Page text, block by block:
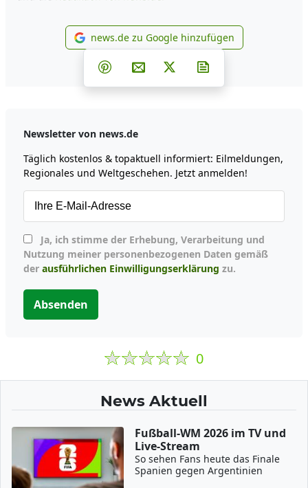
news.de zu Google
news.de zu Google hinzufügen
Teilen auf Facebook
Teilen auf Whatsapp
Teilen auf Telegram
Teilen auf Pinterest
Per E-Mail teilen
Post auf X
Newsletter von news.de
Täglich kostenlos & topaktuell informiert: Eilmeldungen,
Regionales und Weltgeschehen. Jetzt anmelden!
Nutzung meiner personenbezogenen Daten gemäß
der ausführlichen Einwilligungserklärung zu.
Absenden
0
News Aktuell
Fußball-WM 2026 im TV und
Live-Stream
So sehen Fans heute das Finale
Spanien gegen Argentinien